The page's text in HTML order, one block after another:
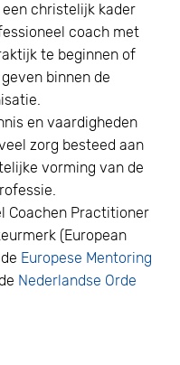
christelijk kader
coach met
te beginnen of
binnen de
en vaardigheden
zorg besteed aan
vorming van de
Coachen Practitioner
(European
Europese Mentoring
Nederlandse Orde